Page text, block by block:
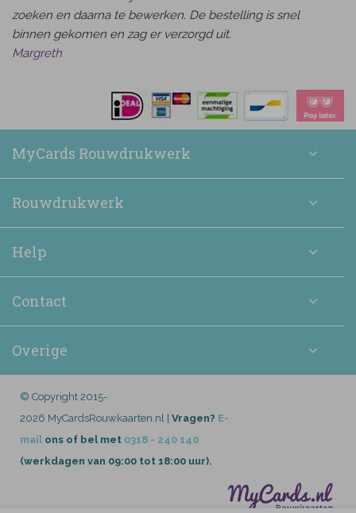
zoeken en daarna te bewerken. De bestelling is snel
binnen gekomen en zag er verzorgd uit.
Margreth
MyCards Rouwdrukwerk
Rouwdrukwerk
Help
Contact
Overige
© Copyright 2015-
2026 MyCardsRouwkaarten.nl | Vragen? E-
mail ons of bel met 0318 - 240 140
(werkdagen van 09:00 tot 18:00 uur).